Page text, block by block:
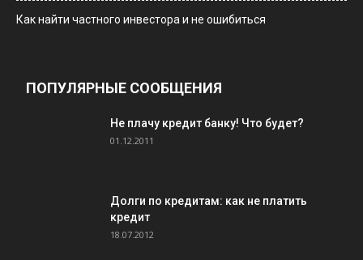
Как найти частного инвестора и не ошибиться
ПОПУЛЯРНЫЕ СООБЩЕНИЯ
Не плачу кредит банку! Что будет?
01.12.2011
Долги по кредитам: как не платить
кредит
18.07.2012